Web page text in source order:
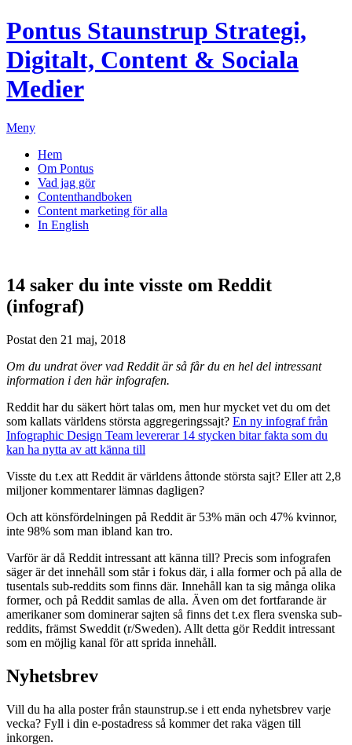
Pontus Staunstrup Strategi,
Digitalt, Content & Sociala
Medier
Meny
Hem
Om Pontus
Vad jag gör
Contenthandboken
Content marketing för alla
In English
14 saker du inte visste om Reddit
(infograf)
Postat den 21 maj, 2018
Om du undrat över vad Reddit är så får du en hel del intressant
information i den här infografen.
Reddit har du säkert hört talas om, men hur mycket vet du om det
som kallats världens största aggregeringssajt? En ny infograf från
Infographic Design Team levererar 14 stycken bitar fakta som du
kan ha nytta av att känna till
Visste du t.ex att Reddit är världens åttonde största sajt? Eller att 2,8
miljoner kommentarer lämnas dagligen?
Och att könsfördelningen på Reddit är 53% män och 47% kvinnor,
inte 98% som man ibland kan tro.
Varför är då Reddit intressant att känna till? Precis som infografen
säger är det innehåll som står i fokus där, i alla former och på alla de
tusentals sub-reddits som finns där. Innehåll kan ta sig många olika
former, och på Reddit samlas de alla. Även om det fortfarande är
amerikaner som dominerar sajten så finns det t.ex flera svenska sub-
reddits, främst Sweddit (r/Sweden). Allt detta gör Reddit intressant
som en möjlig kanal för att sprida innehåll.
Nyhetsbrev
Vill du ha alla poster från staunstrup.se i ett enda nyhetsbrev varje
vecka? Fyll i din e-postadress så kommer det raka vägen till
inkorgen.